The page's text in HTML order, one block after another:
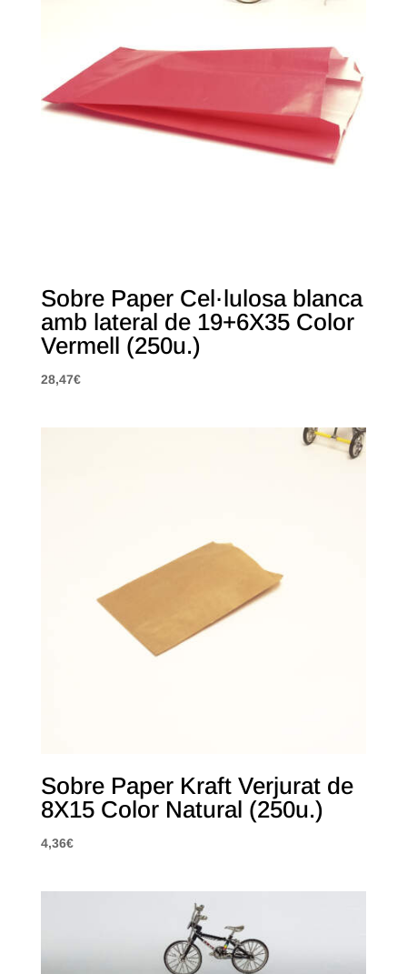
Sobre Paper Cel·lulosa blanca
amb lateral de 19+6X35 Color
Vermell (250u.)
28,47€
Sobre Paper Kraft Verjurat de
8X15 Color Natural (250u.)
4,36€